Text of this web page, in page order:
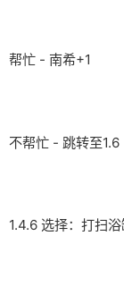
帮忙 - 南希+1
不帮忙 - 跳转至1.6
1.4.6 选择：打扫